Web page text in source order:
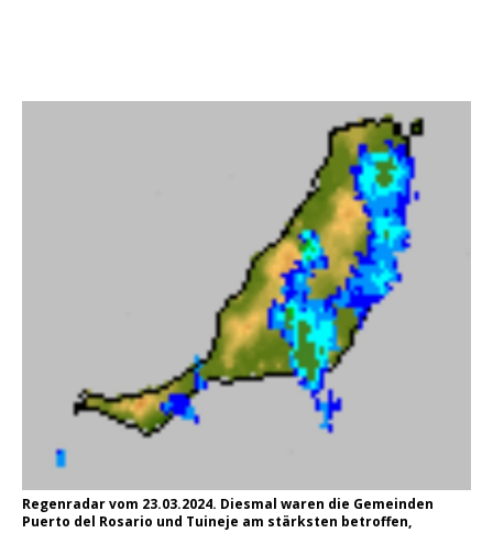
Regenradar vom 23.03.2024. Diesmal waren die Gemeinden
Puerto del Rosario und Tuineje am stärksten betroffen,